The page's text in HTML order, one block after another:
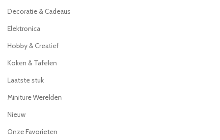
Decoratie & Cadeaus
Elektronica
Hobby & Creatief
Koken & Tafelen
Laatste stuk
Miniture Werelden
Nieuw
Onze Favorieten